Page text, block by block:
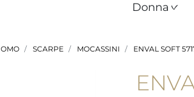
Donna
SCARPE MOCASSINI ENVAL SOFT